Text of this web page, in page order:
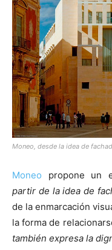
Moneo, desde la idea de
Moneo propone un
partir de la idea de
de la enmarcación
la forma de
también expresa la